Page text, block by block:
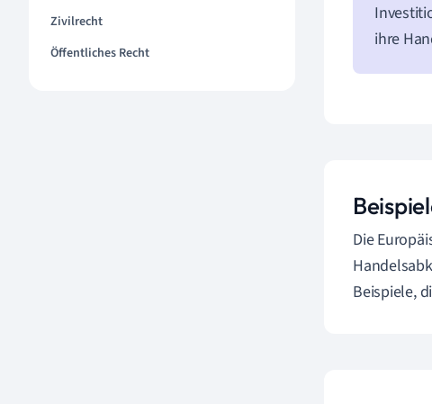
Zivilrecht
Öffentliches Recht
ihre
Die
Beispiele,